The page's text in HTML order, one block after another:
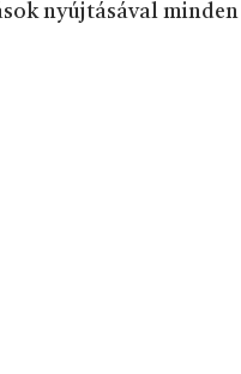
nyújtásával minden